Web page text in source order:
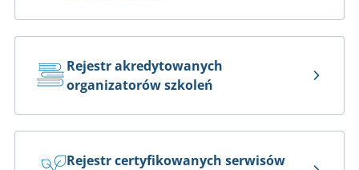
Rejestr certyfikowanych serwisów elektrowni wiatrowych
Rejestr akredytowanych
organizatorów szkoleń
Rejestr certyfikowanych serwisów